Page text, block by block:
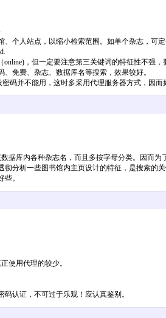
个人站点，以缩小检索范围。如单个杂志，可
，但一定要注意第三关键词的特征性不强
免费、杂志、数据库名等搜索，效果较好。
密码并不能用，这时多采用代理服务器方式，因
据库内各种杂志名，而且多按字母分类。因而
分析一些图书馆内主页设计的特征，是搜索的关
些。
使用代理的较少。
认证，不可过于乐观！应认真鉴别。